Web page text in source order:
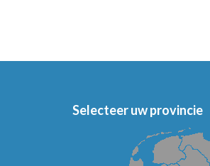
Selecteer uw provincie